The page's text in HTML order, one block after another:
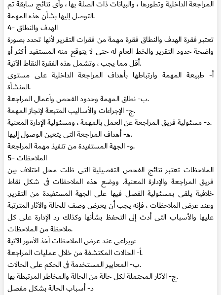
المراجعة الداخلية وتطورها ، والبيانات ذات الصلة بها ، وأى نتائج سابقة تم
التوصل إليها بشأن هذه المهمة.
4-الهدف والنطاق
تعتبر فقرة الهدف والنطاق فقرة مهمة من فقرات التقرير لأنها تحدد بصورة
واضحة حدود التقرير والخط العام له حتى لا يتوقع منه المستفيد أكثر أو
أقل مما يجب ، وتشمل هذه الفقرة النقاط الآتية.
أ‌- طبيعة المهمة وارتباطها بأهداف المراجعة الداخلية على مستوى
المنشأة.
ب‌-نطاق المهمة وحدود الفحص وأعمال المراجعة.
ج-الإجراءات والأساليب المتبعة لإنجاز المهمة.
د-مسئولية فريق المراجعة عن العمل بالمهمة ، ومسئولية الإدارة المعنية.
ﻫ-أهداف المراجعة التى يتعين الوصول إليها.
و-الجهة المستفيدة من تنفيذ مهمة المراجعة.
5-الملاحظات
الملاحظات تعتبر نتائج الفحص التفصيلية التى ظلت محل اختلاف بين
فريق المراجعة والإدارة المعنية. ووضع هذه الملاحظات فى شكل نقاط
خلافية يلقى بمسئولية الفصل فيها على الجهة المستفيدة من التقرير.
وعند عرض الملاحظات ، فإنه يجب أن يعرض وصف للحالة والآثار المترتبة
عليها والأسباب التى أدت إلى التحفظ بشأنها وكذلك رد الإدارة على كل
ملاحظة من الملاحظات.
ويراعى عند عرض الملاحظات أخذ الأمور الآتية:
أ‌-الحالات المكتشفة من خلال عمليات المراجعة.
ب‌-المعايير المستخدمة فى الحكم على الحالات.
ج-الآثار المحتملة لكل حالة من الحالة والمخاطر المرتبطة بها.
د-أسباب الحالة بشكل مفصل